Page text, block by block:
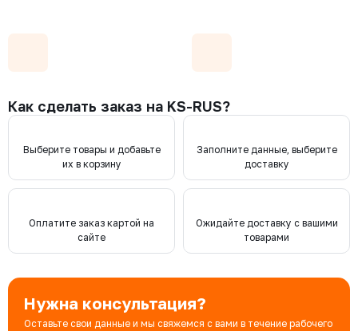
Как сделать заказ на KS-RUS?
Выберите товары и добавьте
их в корзину
Заполните данные, выберите
доставку
Оплатите заказ картой на
сайте
Ожидайте доставку с вашими
товарами
Нужна консультация?
Оставьте свои данные и мы свяжемся с вами в течение рабочего